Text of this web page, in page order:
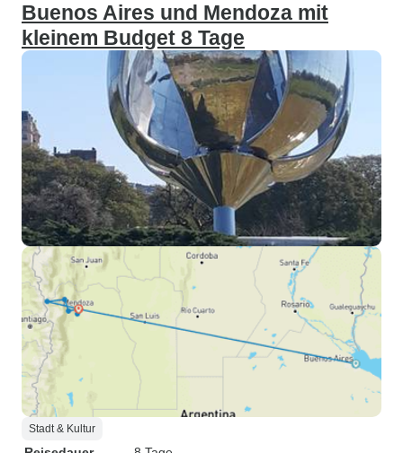
Buenos Aires und Mendoza mit
kleinem Budget 8 Tage
Stadt & Kultur